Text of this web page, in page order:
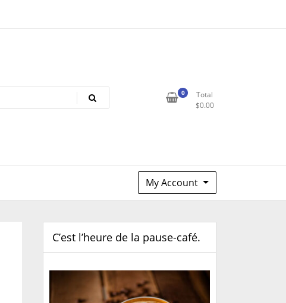
0
Total
$0.00
My Account
C’est l’heure de la pause-café.